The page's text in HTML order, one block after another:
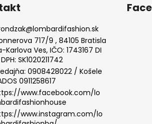
@lombardifashion.sk
717/9 , 84105 Bratisla
Karlova Ves, IČO: 1743167 DI
SK1020211742
0908428022 / Košele
0911258617
www.facebook.com/lo
www.instagram.com/lo